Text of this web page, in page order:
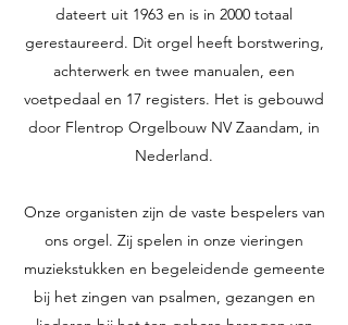
dateert uit 1963 en is in 2000 totaal
gerestaureerd. Dit orgel heeft borstwering,
achterwerk en twee manualen, een
voetpedaal en 17 registers. Het is gebouwd
door Flentrop Orgelbouw NV Zaandam, in
Nederland.
Onze organisten zijn de vaste bespelers van
ons orgel. Zij spelen in onze vieringen
muziekstukken en begeleidende gemeente
bij het zingen van psalmen, gezangen en